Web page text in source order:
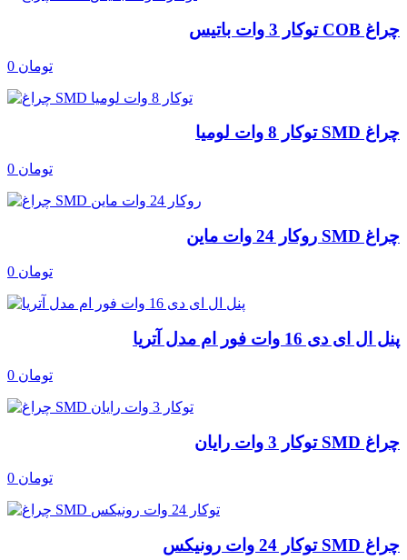
چراغ COB توکار 3 وات باتیس
0 تومان
چراغ SMD توکار 8 وات لومیا
0 تومان
چراغ SMD روکار 24 وات ماین
0 تومان
پنل ال ای دی 16 وات فور ام مدل آتریا
0 تومان
چراغ SMD توکار 3 وات رایان
0 تومان
چراغ SMD توکار 24 وات رونیکس